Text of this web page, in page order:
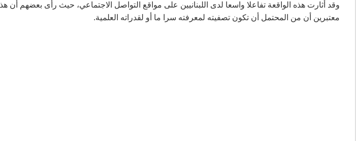
وقد أثارت هذه الواقعة تفاعلا واسعا لدى اللبنانيين على مواقع التواصل الاجتماعي، حيث رأى بعضهم أن
معتبرين أن من المحتمل أن تكون تصفيته لمعرفته سرا ما أو لقدراته العلمية.